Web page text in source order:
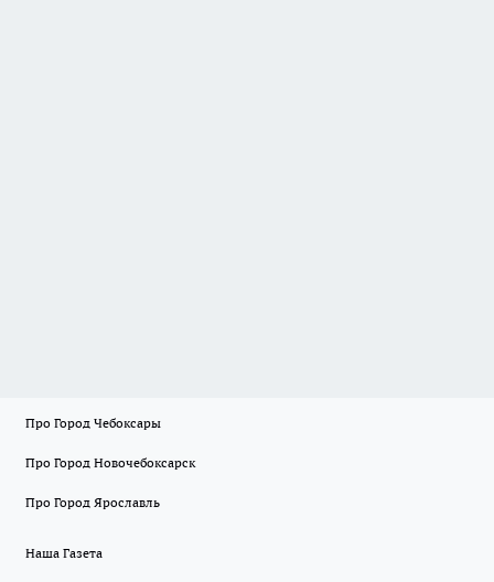
Про Город Чебоксары
Про Город Новочебоксарск
Про Город Ярославль
Наша Газета